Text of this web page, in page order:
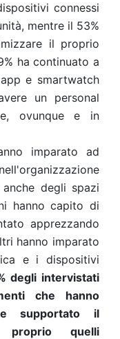
connessi
mentre il 53%
il proprio
ha continuato a
e smartwatch
un personal
ovunque e in
imparato ad
degli spazi
hanno capito di
apprezzando
hanno imparato
e i dispositivi
degli intervistati
che hanno
e supportato il
proprio quelli